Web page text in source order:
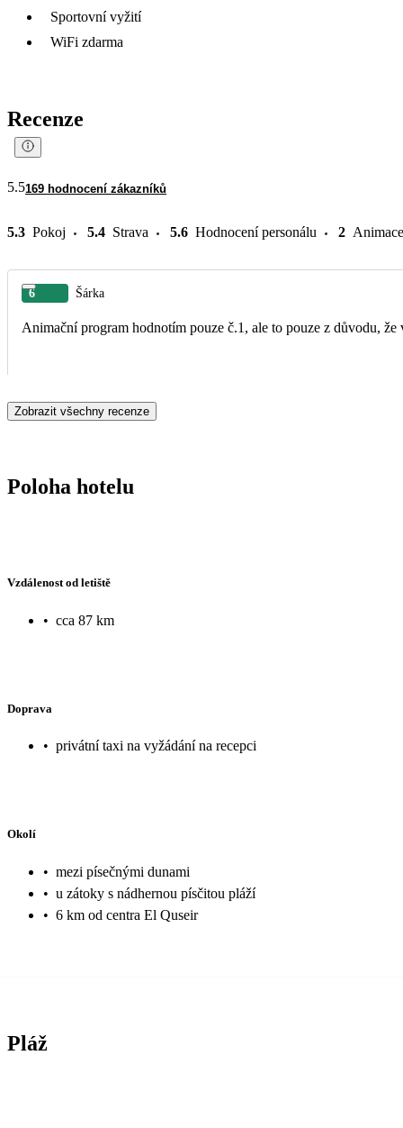
Sportovní vyžití
WiFi zdarma
Recenze
5.5169 hodnocení zákazníků
5.3 Pokoj 5.4 Strava 5.6 Hodnocení personálu 2 Animace
6 Šárka
Animační program hodnotím pouze č.1, ale to pouze z důvodu,
Zobrazit všechny recenze
Poloha hotelu
Vzdálenost od letiště
• cca 87 km
Doprava
• privátní taxi na vyžádání na recepci
Okolí
• mezi písečnými dunami
• u zátoky s nádhernou písčitou pláží
• 6 km od centra El Quseir
Pláž